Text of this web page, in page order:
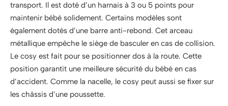
transport. Il est doté d’un harnais à 3 ou 5 points pour
maintenir bébé solidement. Certains modèles sont
également dotés d’une barre anti-rebond. Cet arceau
métallique empêche le siège de basculer en cas de collision.
Le cosy est fait pour se positionner dos à la route. Cette
position garantit une meilleure sécurité du bébé en cas
d’accident. Comme la nacelle, le cosy peut aussi se fixer sur
les châssis d’une poussette.